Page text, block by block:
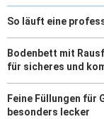
So läuft eine
Bodenbett mit
für sicheres und
Feine Füllungen für
besonders lecker